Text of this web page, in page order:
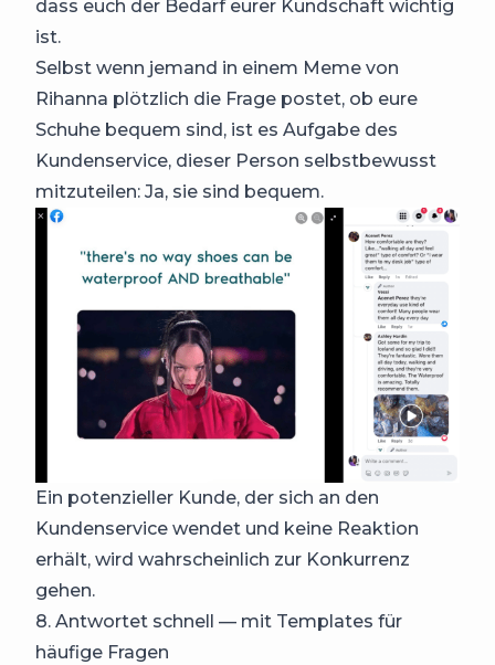
dass euch der Bedarf eurer Kundschaft wichtig
ist.
Selbst wenn jemand in einem Meme von
Rihanna plötzlich die Frage postet, ob eure
Schuhe bequem sind, ist es Aufgabe des
Kundenservice, dieser Person selbstbewusst
mitzuteilen: Ja, sie sind bequem.
Ein potenzieller Kunde, der sich an den
Kundenservice wendet und keine Reaktion
erhält, wird wahrscheinlich zur Konkurrenz
gehen.
8. Antwortet schnell — mit Templates für
häufige Fragen